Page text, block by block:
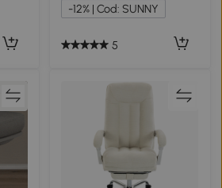
-12% | Cod: SUNNY
5